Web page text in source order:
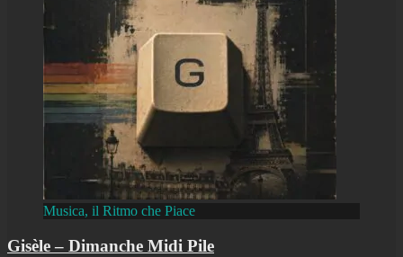
Musica, il Ritmo che Piace
Gisèle – Dimanche Midi Pile